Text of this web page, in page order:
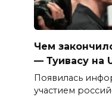
Чем
— Туивасу на
Появилась
участием